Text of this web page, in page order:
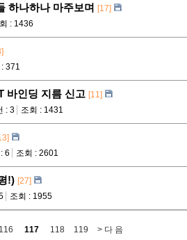
하나하나 마주보며 [17]
: 1436
371
바인딩 지름 신고 [11]
: 3 조회 : 1431
6 조회 : 2601
!) [27]
조회 : 1955
116 117 118 119 > 다 음